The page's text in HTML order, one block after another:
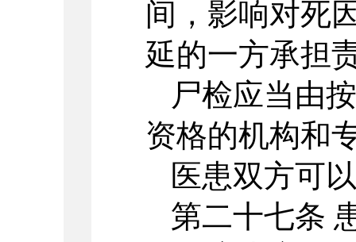
间，影响对死
延的一方承担
尸检应当由
资格的机构和
医患双方可
第二十七条